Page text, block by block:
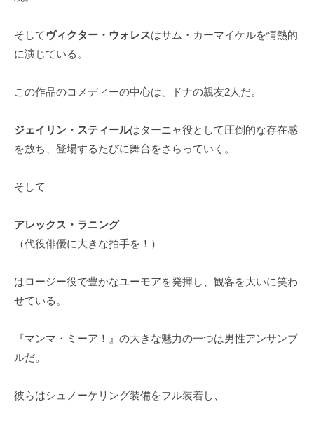
そしてヴィクター・ウォレスはサム・カーマイケルを情熱的
に演じている。
この作品のコメディーの中心は、ドナの親友2人だ。
ジェイリン・スティールはターニャ役として圧倒的な存在感
を放ち、登場するたびに舞台をさらっていく。
そして
アレックス・ラニング
（代役俳優に大きな拍手を！）
はロージー役で豊かなユーモアを発揮し、観客を大いに笑わ
せている。
『マンマ・ミーア！』の大きな魅力の一つは男性アンサンブ
ルだ。
彼らはシュノーケリング装備をフル装着し、